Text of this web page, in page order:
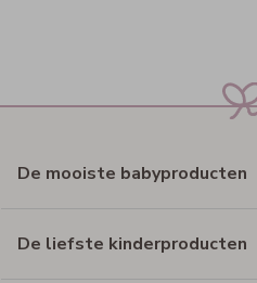
De mooiste babyproducten
De liefste kinderproducten